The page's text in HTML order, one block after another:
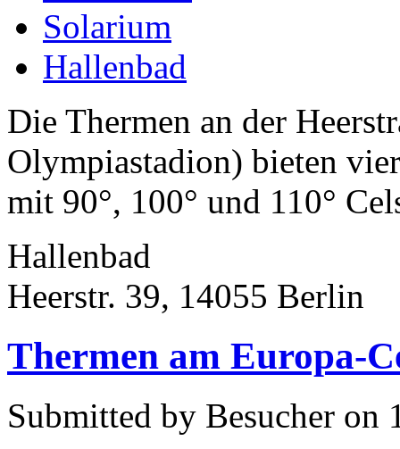
Solarium
Hallenbad
Die Thermen an der
Olympiastadion) bieten
mit 90°, 100° und 110°
Hallenbad
Heerstr. 39, 14055 Berlin
Thermen am Europa-
Submitted by Besucher on